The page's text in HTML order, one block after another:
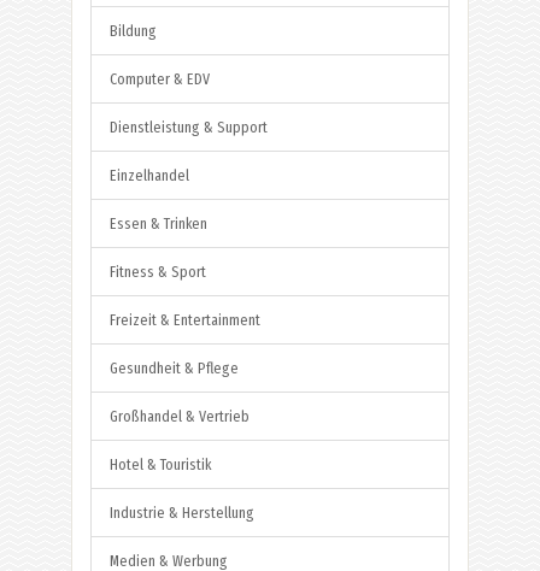
Bildung
Computer & EDV
Dienstleistung & Support
Einzelhandel
Essen & Trinken
Fitness & Sport
Freizeit & Entertainment
Gesundheit & Pflege
Großhandel & Vertrieb
Hotel & Touristik
Industrie & Herstellung
Medien & Werbung